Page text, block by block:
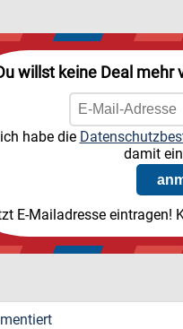
willst keine Deal mehr
habe die
damit
E-Mailadresse eintragen!